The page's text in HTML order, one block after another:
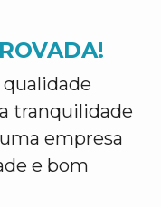
tranquilidade
empresa
e bom